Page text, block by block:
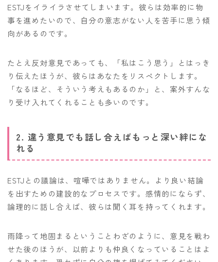
ESTJをイライラさせてしまいます。彼らは効率的に物
事を進めたいので、自分の意志がない人を苦手に思う傾
向があるのです。
たとえ反対意見であっても、「私はこう思う」とはっき
り伝えたほうが、彼らはあなたをリスペクトします。
「なるほど、そういう考えもあるのか」と、案外すんな
り受け入れてくれることも多いのです。
2. 違う意見でも話し合えばもっと深い絆にな
れる
ESTJとの議論は、喧嘩ではありません。より良い結論
を出すための建設的なプロセスです。感情的にならず、
論理的に話し合えば、彼らは聞く耳を持ってくれます。
雨降って地固まるということわざのように、意見を戦わ
せた後のほうが、以前よりも仲良くなっていることはよ